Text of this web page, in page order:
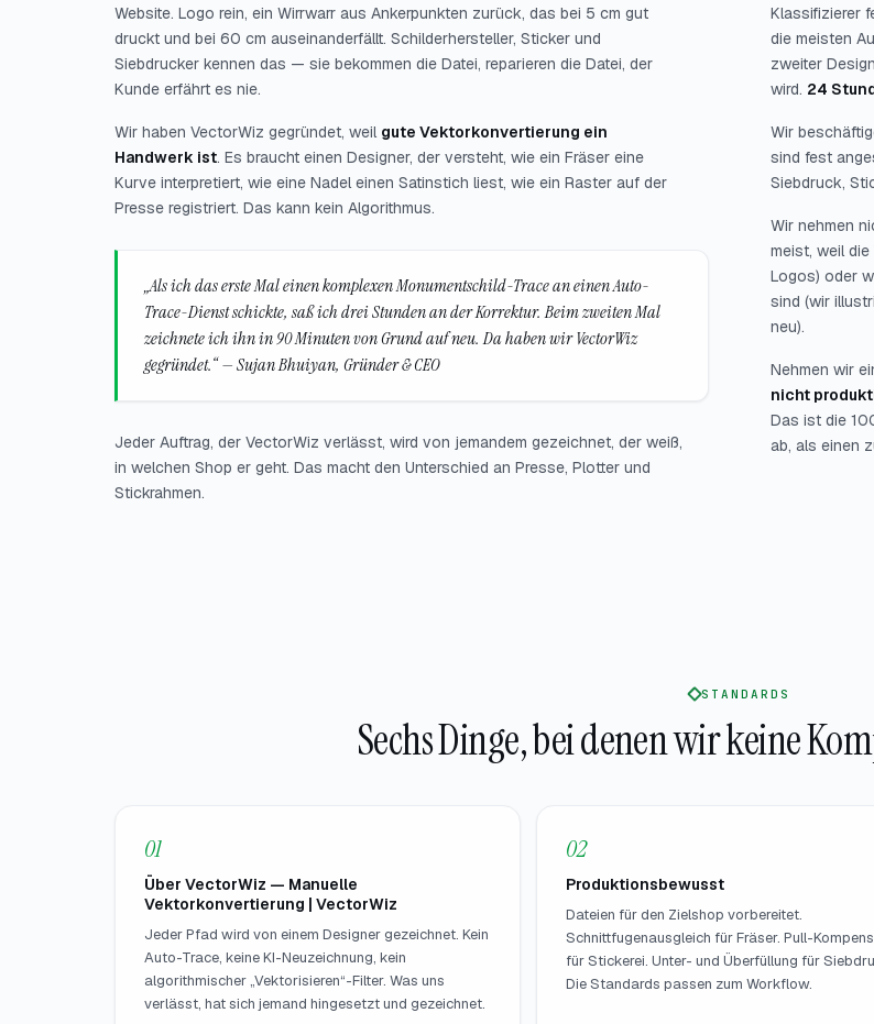
Website. Logo rein, ein Wirrwarr aus Ankerpunkten zurück, das bei 5 cm gut
druckt und bei 60 cm auseinanderfällt. Schilderhersteller, Sticker und
Siebdrucker kennen das — sie bekommen die Datei, reparieren die Datei, der
Kunde erfährt es nie.
Wir haben VectorWiz gegründet, weil gute Vektorkonvertierung ein
Handwerk ist. Es braucht einen Designer, der versteht, wie ein Fräser eine
Kurve interpretiert, wie eine Nadel einen Satinstich liest, wie ein Raster auf der
Presse registriert. Das kann kein Algorithmus.
„Als ich das erste Mal einen komplexen Monumentschild-Trace an einen Auto-
Trace-Dienst schickte, saß ich drei Stunden an der Korrektur. Beim zweiten Mal
zeichnete ich ihn in 90 Minuten von Grund auf neu. Da haben wir VectorWiz
gegründet.“ — Sujan Bhuiyan, Gründer & CEO
Jeder Auftrag, der VectorWiz verlässt, wird von jemandem gezeichnet, der weiß,
in welchen Shop er geht. Das macht den Unterschied an Presse, Plotter und
Stickrahmen.
Klassifizierer
die meisten
zweiter
wird. 24
Wir
sind fest
Siebdruck,
Wir nehmen
meist, weil
Logos) oder
sind (wir
neu).
Nehmen wir
nicht
Das ist die
ab, als einen
STANDARDS
Sechs Dinge, bei denen wir keine
01
Über VectorWiz — Manuelle
Vektorkonvertierung | VectorWiz
Jeder Pfad wird von einem Designer gezeichnet. Kein
Auto-Trace, keine KI-Neuzeichnung, kein
algorithmischer „Vektorisieren“-Filter. Was uns
verlässt, hat sich jemand hingesetzt und gezeichnet.
02
Produktionsbewusst
Dateien für den Zielshop vorbereitet.
Schnittfugenausgleich für Fräser. Pull-
für Stickerei. Unter- und Überfüllung für
Die Standards passen zum Workflow.